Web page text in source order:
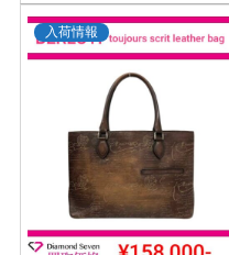
入荷情報